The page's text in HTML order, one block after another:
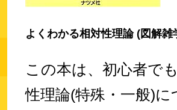
よくわかる相対性理論 (図解雑
この本は、初心者で
性理論(特殊・一般)